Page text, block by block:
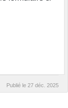
Publié le 27 déc. 2025